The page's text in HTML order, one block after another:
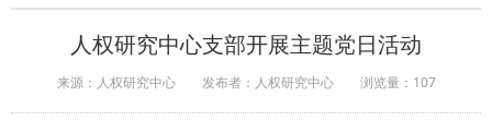
人权研究中心支部开展主题党日活动
来源：人权研究中心 发布者：人权研究中心 浏览量： 107